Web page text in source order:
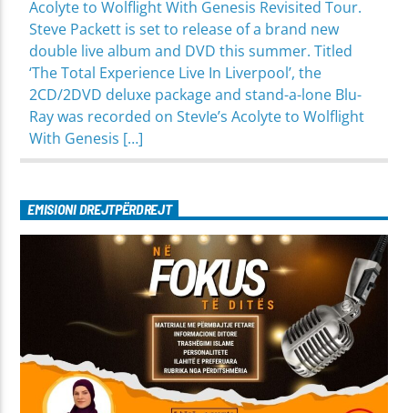
Acolyte to Wolflight With Genesis Revisited Tour.
Steve Packett is set to release of a brand new
double live album and DVD this summer. Titled
‘The Total Experience Live In Liverpool’, the
2CD/2DVD deluxe package and stand-a-lone Blu-
Ray was recorded on StevIe’s Acolyte to Wolflight
With Genesis […]
EMISIONI DREJTPËRDREJT